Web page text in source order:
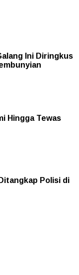
Ini Diringkus
Hingga Tewas
Polisi di